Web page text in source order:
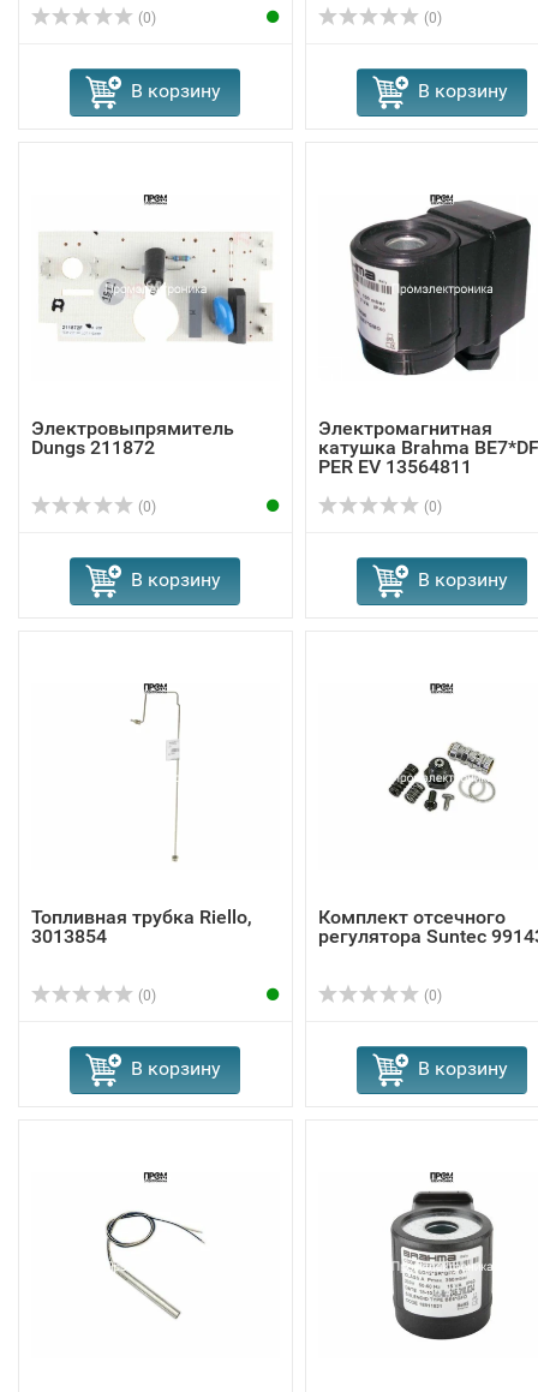
(0)
В корзину
(0)
В корзину
Электровыпрямитель
Dungs 211872
(0)
В корзину
Электромагнитная
катушка Brahma
PER EV 13564811
(0)
В корзину
Топливная трубка Riello,
3013854
(0)
В корзину
Комплект отсечного
регулятора Suntec
(0)
В корзину